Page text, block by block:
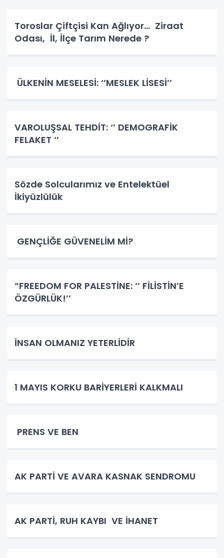
Toroslar Çiftçisi Kan Ağlıyor… Ziraat
Odası, İl, İlçe Tarım Nerede ?
ÜLKENİN MESELESİ: ‘’MESLEK LİSESİ’’
VAROLUŞSAL TEHDİT: ‘’ DEMOGRAFİK
FELAKET ‘’
Sözde Solcularımız ve Entelektüel
İkiyüzlülük
GENÇLİĞE GÜVENELİM Mİ?
​​​​​​​“FREEDOM FOR PALESTİNE: ‘’ FİLİSTİN’E
ÖZGÜRLÜK!’’
İNSAN OLMANIZ YETERLİDİR
1 MAYIS KORKU BARİYERLERİ KALKMALI
PRENS VE BEN
AK PARTİ VE AVARA KASNAK SENDROMU
AK PARTİ, RUH KAYBI VE İHANET